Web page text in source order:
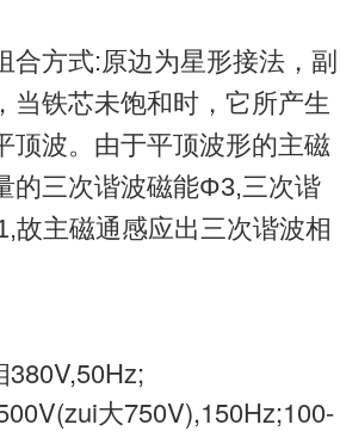
合方式:原边为星形接法，副
当铁芯未饱和时，它所产生
顶波。由于平顶波形的主磁
的三次谐波磁能Φ3,三次谐
故主磁通感应出三次谐波相
大750V),150Hz;100-